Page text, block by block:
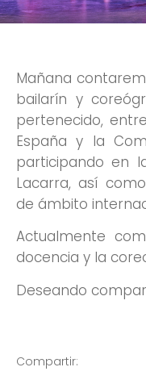
Mañana
bailarín y
pertenecido,
España y la
participando en
Lacarra, así
de ámbito
Actualmente
docencia y la
Deseando
Compartir: